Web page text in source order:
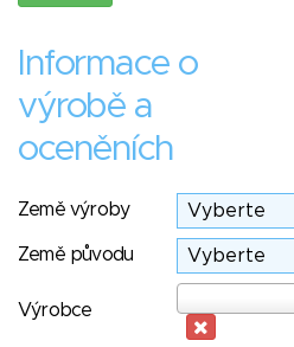
Informace o
výrobě a
oceněních
Země výroby
Země původu
Výrobce